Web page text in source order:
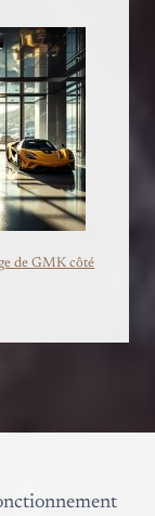
de GMK côté